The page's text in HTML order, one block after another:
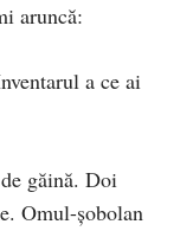
aruncă:
a ce ai
găină. Doi
Omul-șobolan